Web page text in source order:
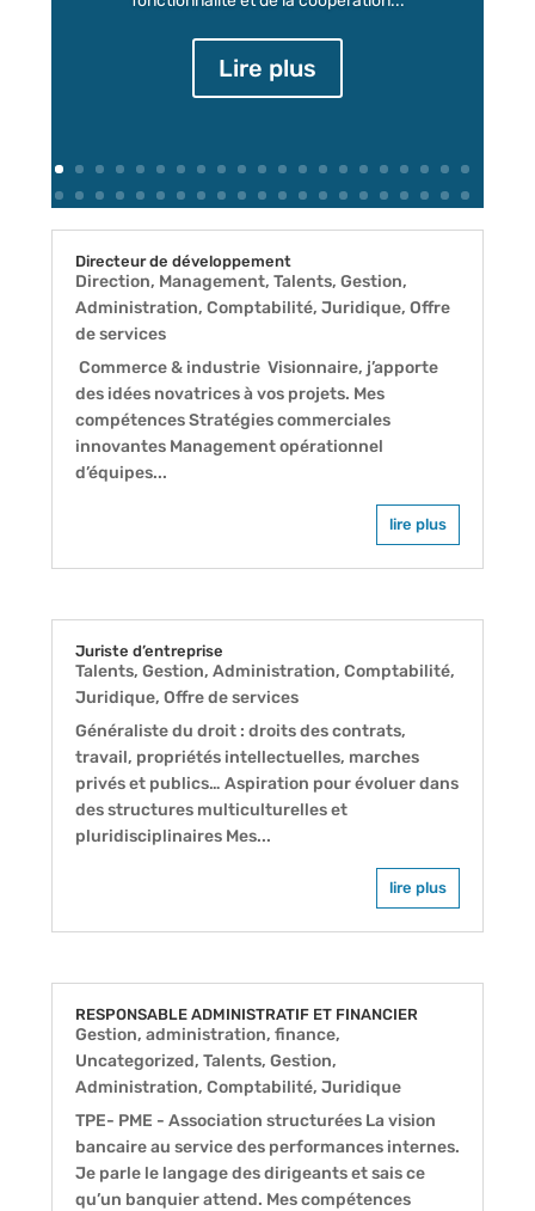
Lire plus
Directeur de développement
Direction, Management, Talents, Gestion,
Administration, Comptabilité, Juridique, Offre
de services
Commerce & industrie Visionnaire, j’apporte
des idées novatrices à vos projets. Mes
compétences Stratégies commerciales
innovantes Management opérationnel
d’équipes...
lire plus
Juriste d’entreprise
Talents, Gestion, Administration, Comptabilité,
Juridique, Offre de services
Généraliste du droit : droits des contrats,
travail, propriétés intellectuelles, marches
privés et publics… Aspiration pour évoluer dans
des structures multiculturelles et
pluridisciplinaires Mes...
lire plus
RESPONSABLE ADMINISTRATIF ET FINANCIER
Gestion, administration, finance,
Uncategorized, Talents, Gestion,
Administration, Comptabilité, Juridique
TPE- PME - Association structurées La vision
bancaire au service des performances internes.
Je parle le langage des dirigeants et sais ce
qu’un banquier attend. Mes compétences